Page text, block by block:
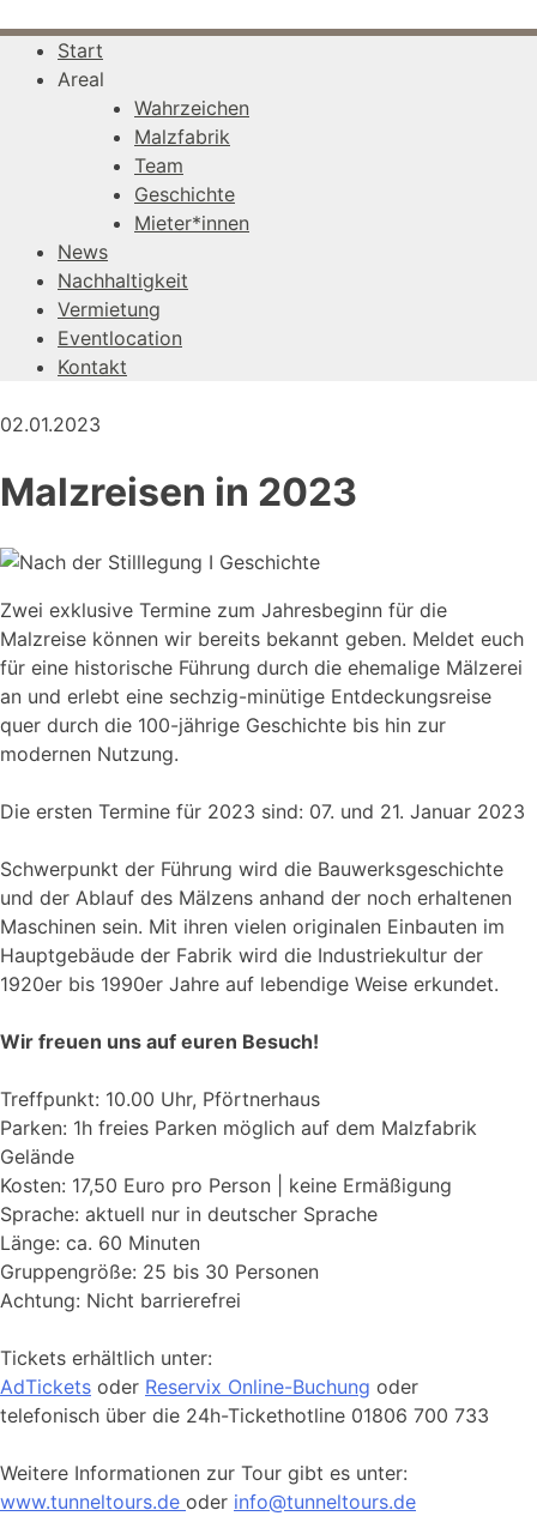
to
content
Start
Areal
Wahrzeichen
Malzfabrik
Team
Geschichte
Mieter*innen
News
Nachhaltigkeit
Vermietung
Eventlocation
Kontakt
02.01.2023
Malzreisen in 2023
Zwei exklusive Termine zum Jahresbeginn für die
Malzreise können wir bereits bekannt geben. Meldet euch
für eine historische Führung durch die ehemalige Mälzerei
an und erlebt eine sechzig-minütige Entdeckungsreise
quer durch die 100-jährige Geschichte bis hin zur
modernen Nutzung.
Die ersten Termine für 2023 sind: 07. und 21. Januar 2023
Schwerpunkt der Führung wird die Bauwerksgeschichte
und der Ablauf des Mälzens anhand der noch erhaltenen
Maschinen sein. Mit ihren vielen originalen Einbauten im
Hauptgebäude der Fabrik wird die Industriekultur der
1920er bis 1990er Jahre auf lebendige Weise erkundet.
Wir freuen uns auf euren Besuch!
Treffpunkt: 10.00 Uhr, Pförtnerhaus
Parken: 1h freies Parken möglich auf dem Malzfabrik
Gelände
Kosten: 17,50 Euro pro Person | keine Ermäßigung
Sprache: aktuell nur in deutscher Sprache
Länge: ca. 60 Minuten
Gruppengröße: 25 bis 30 Personen
Achtung: Nicht barrierefrei
Tickets erhältlich unter:
AdTickets oder Reservix Online-Buchung oder
telefonisch über die 24h-Tickethotline 01806 700 733
Weitere Informationen zur Tour gibt es unter:
www.tunneltours.de oder info@tunneltours.de